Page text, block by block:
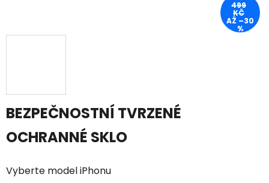
BEZPEČNOSTNÍ TVRZENÉ
OCHRANNÉ SKLO
Vyberte model iPhonu
499
KČ
AŽ –30
%